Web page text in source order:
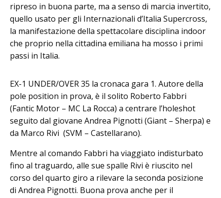
ripreso in buona parte, ma a senso di marcia invertito,
quello usato per gli Internazionali d’Italia Supercross,
la manifestazione della spettacolare disciplina indoor
che proprio nella cittadina emiliana ha mosso i primi
passi in Italia.
EX-1 UNDER/OVER 35 la cronaca gara 1. Autore della
pole position in prova, è il solito Roberto Fabbri
(Fantic Motor – MC La Rocca) a centrare l’holeshot
seguito dal giovane Andrea Pignotti (Giant – Sherpa) e
da Marco Rivi (SVM – Castellarano).
Mentre al comando Fabbri ha viaggiato indisturbato
fino al traguardo, alle sue spalle Rivi è riuscito nel
corso del quarto giro a rilevare la seconda posizione
di Andrea Pignotti. Buona prova anche per il